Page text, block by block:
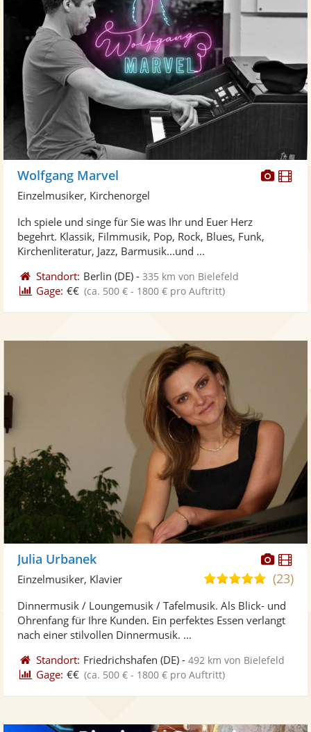
Wolfgang Marvel
Einzelmusiker, Kirchenorgel
Ich spiele und singe für Sie was Ihr und Euer Herz
begehrt. Klassik, Filmmusik, Pop, Rock, Blues, Funk,
Kirchenliteratur, Jazz, Barmusik...und ...
Standort: Berlin (DE) -335 km von Bielefeld
Gage: €€ (ca. 500 € - 1800 € pro Auftritt)
Fotos
Julia Urbanek
5,0
5
Sternen
(23)
Einzelmusiker, Klavier
Dinnermusik / Loungemusik / Tafelmusik. Als Blick- und
Ohrenfang für Ihre Kunden. Ein perfektes Essen verlangt
nach einer stilvollen Dinnermusik. ...
Standort: Friedrichshafen (DE) -492 km von Bielefeld
Gage: €€ (ca. 500 € - 1800 € pro Auftritt)